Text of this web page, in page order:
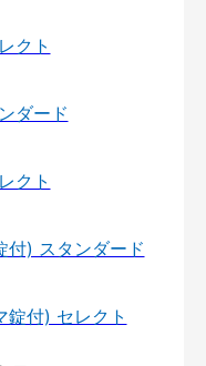
クト
ダード
クト
付) スタンダード
錠付) セレクト